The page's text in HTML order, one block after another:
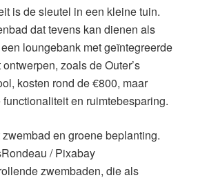
is de sleutel in een kleine tuin.
dat tevens kan dienen als
loungebank met geïntegreerde
zoals de Outer’s
kosten rond de €800, maar
en ruimtebesparing.
/ Pixabay
zwembaden, die als